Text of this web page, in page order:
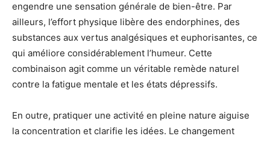
engendre une sensation générale de bien-être. Par
ailleurs, l’effort physique libère des endorphines, des
substances aux vertus analgésiques et euphorisantes, ce
qui améliore considérablement l’humeur. Cette
combinaison agit comme un véritable remède naturel
contre la fatigue mentale et les états dépressifs.
En outre, pratiquer une activité en pleine nature aiguise
la concentration et clarifie les idées. Le changement